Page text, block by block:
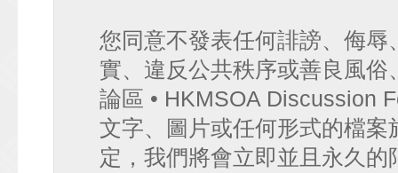
您同意不發表任何誹謗、侮
實、違反公共秩序或善良風
論區 • HKMSOA Discussion
文字、圖片或任何形式的檔
定，我們將會立即並且永久